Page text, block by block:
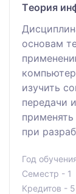
Tеoрия
основам
изучить
передачи
при
Год
Семестр - 1
Кредитов - 5